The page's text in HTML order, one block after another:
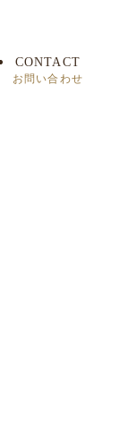
CONTACT
お問い合わせ